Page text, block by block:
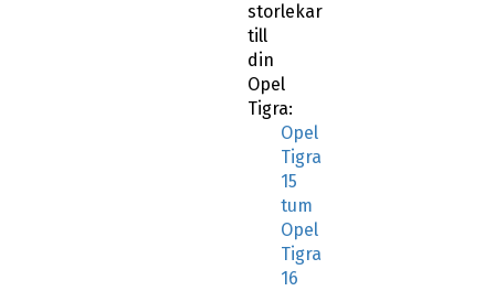
storlekar
till
din
Opel
Tigra:
Opel
Tigra
15
tum
Opel
Tigra
16